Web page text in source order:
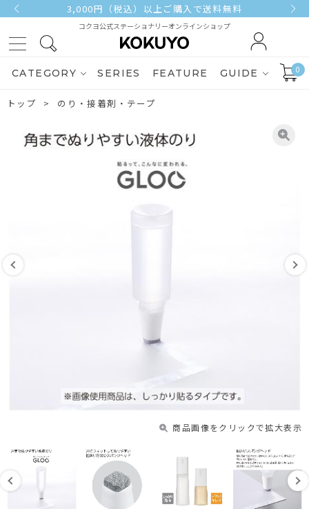
3,000円（税込）以上ご購入で送料無料
コクヨ公式ステーショナリーオンラインショップ
CATEGORY SERIES FEATURE GUIDE 0
トップ のり・接着剤・テープ
商品画像をクリックで拡大表示